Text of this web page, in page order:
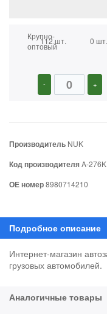
Крупно-
оптовый
112 шт. 0 шт.
- +
Производитель NUK
Код производителяA-276K
ОЕ номер8980714210
Интернет-магазин
грузовых автомобилей.